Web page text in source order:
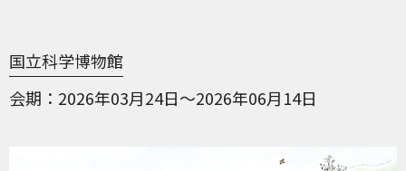
国立科学博物館
会期
2026年03月24日～2026年06月14日